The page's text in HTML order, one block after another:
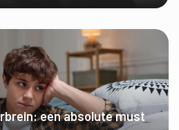
MEER
een absolute must